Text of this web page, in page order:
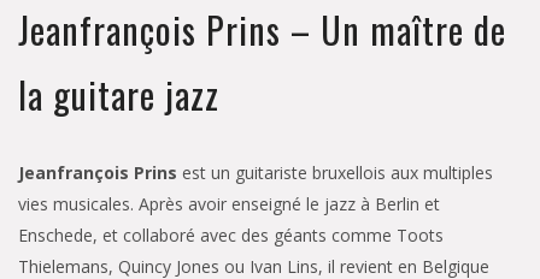
Jeanfrançois Prins – Un maître de
la guitare jazz
Jeanfrançois Prins est un guitariste bruxellois aux multiples
vies musicales. Après avoir enseigné le jazz à Berlin et
Enschede, et collaboré avec des géants comme Toots
Thielemans, Quincy Jones ou Ivan Lins, il revient en Belgique